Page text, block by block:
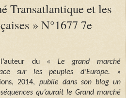
Transatlantique et les
» N°1677 7e
l’auteur du « Le grand marché
sur les peuples d’Europe.
»
2014, publie dans son blog un
qu’aurait le Grand marché